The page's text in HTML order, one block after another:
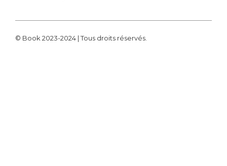
© Book 2023-2024 | Tous droits réservés.